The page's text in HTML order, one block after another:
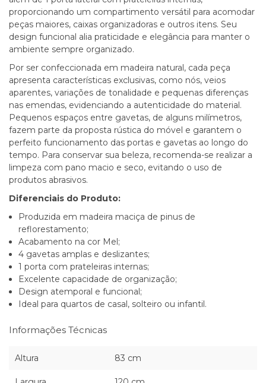
proporcionando um compartimento versátil para acomodar
peças maiores, caixas organizadoras e outros itens. Seu
design funcional alia praticidade e elegância para manter o
ambiente sempre organizado.
Por ser confeccionada em madeira natural, cada peça
apresenta características exclusivas, como nós, veios
aparentes, variações de tonalidade e pequenas diferenças
nas emendas, evidenciando a autenticidade do material.
Pequenos espaços entre gavetas, de alguns milímetros,
fazem parte da proposta rústica do móvel e garantem o
perfeito funcionamento das portas e gavetas ao longo do
tempo. Para conservar sua beleza, recomenda-se realizar a
limpeza com pano macio e seco, evitando o uso de
produtos abrasivos.
Diferenciais do Produto:
Produzida em madeira maciça de pinus de
reflorestamento;
Acabamento na cor Mel;
4 gavetas amplas e deslizantes;
1 porta com prateleiras internas;
Excelente capacidade de organização;
Design atemporal e funcional;
Ideal para quartos de casal, solteiro ou infantil.
Informações Técnicas
Altura 83 cm